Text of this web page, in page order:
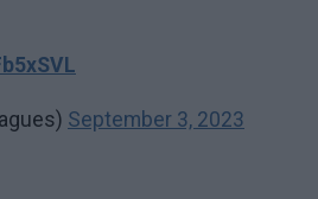
September 3, 2023